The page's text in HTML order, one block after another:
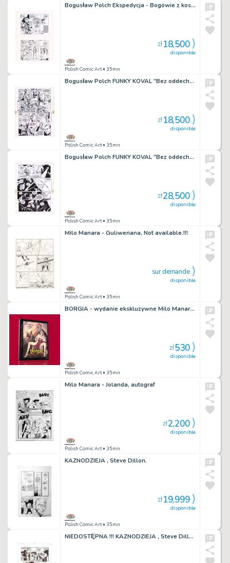
Bogusław Polch Ekspedycja - Bogowie z kosmosu "Bunt olbrzymów" !!! Oryginalna plansza nr. 24
Polish Comic Art• 35mn
disponible
zł18,500
Bogusław Polch FUNKY KOVAL "Bez oddechu" !!! Oryginalna plansza nr. 32
Polish Comic Art• 35mn
disponible
zł18,500
Bogusław Polch FUNKY KOVAL "Bez oddechu" !!! Oryginalna plansza
Polish Comic Art• 35mn
disponible
zł28,500
Milo Manara - Guliweriana, Not available.!!!
Polish Comic Art• 35mn
disponible
sur demande
BORGIA - wydanie ekskluzywne Milo Manara. NIEDOSTĘPNY
Polish Comic Art• 35mn
disponible
zł530
Milo Manara - Jolanda, autograf
Polish Comic Art• 35mn
disponible
zł2,200
KAZNODZIEJA , Steve Dillon.
Polish Comic Art• 35mn
disponible
zł19,999
NIEDOSTĘPNA !!! KAZNODZIEJA , Steve Dillon. NIEDOSTĘPNA !!!